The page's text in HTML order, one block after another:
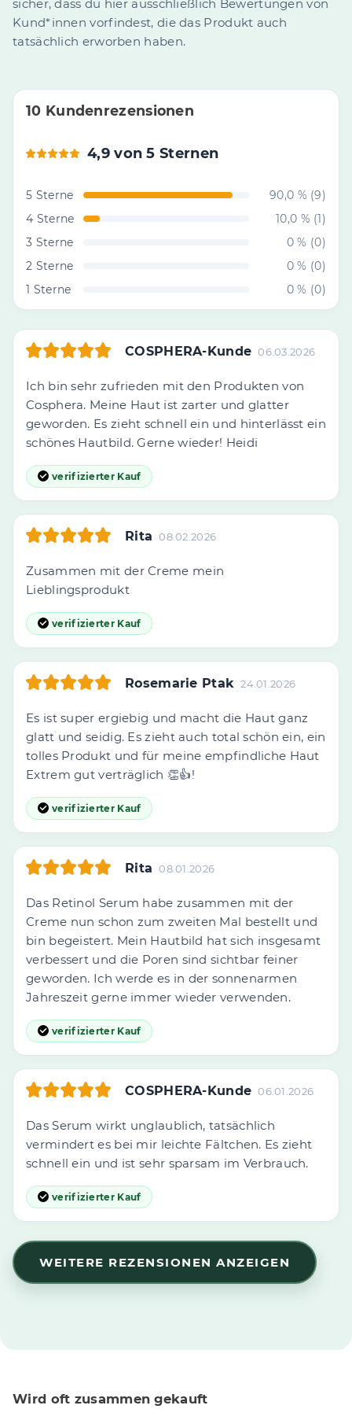
sicher, dass du hier ausschließlich Bewertungen von
Kund*innen vorfindest, die das Produkt auch
tatsächlich erworben haben.
10 Kundenrezensionen
4,9 von 5 Sternen
5 Sterne
90,0 % (9)
4 Sterne
10,0 % (1)
3 Sterne
0 % (0)
2 Sterne
0 % (0)
1 Sterne
0 % (0)
COSPHERA-Kunde 06.03.2026
Ich bin sehr zufrieden mit den Produkten von
Cosphera. Meine Haut ist zarter und glatter
geworden. Es zieht schnell ein und hinterlässt ein
schönes Hautbild. Gerne wieder! Heidi
verifizierter Kauf
Rita 08.02.2026
Zusammen mit der Creme mein
Lieblingsprodukt
verifizierter Kauf
Rosemarie Ptak 24.01.2026
Es ist super ergiebig und macht die Haut ganz
glatt und seidig. Es zieht auch total schön ein, ein
tolles Produkt und für meine empfindliche Haut
Extrem gut verträglich 👏👍!
verifizierter Kauf
Rita 08.01.2026
Das Retinol Serum habe zusammen mit der
Creme nun schon zum zweiten Mal bestellt und
bin begeistert. Mein Hautbild hat sich insgesamt
verbessert und die Poren sind sichtbar feiner
geworden. Ich werde es in der sonnenarmen
Jahreszeit gerne immer wieder verwenden.
verifizierter Kauf
COSPHERA-Kunde 06.01.2026
Das Serum wirkt unglaublich, tatsächlich
vermindert es bei mir leichte Fältchen. Es zieht
schnell ein und ist sehr sparsam im Verbrauch.
verifizierter Kauf
WEITERE REZENSIONEN ANZEIGEN
Wird oft zusammen gekauft